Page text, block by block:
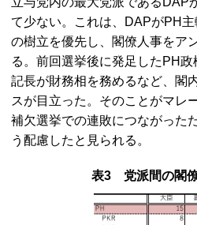
て少ない。これは、
DAPがPH
の樹立を優先し、閣僚人事をア
る。前回選挙後に発足した PH政
記長が財務相を務めるなど、閣
スが目立った。そのことがマレ
補欠選挙での連敗につながった
う配慮したと見られる。
表3 党派間の閣